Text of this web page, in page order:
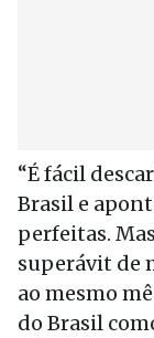
“É fácil
Brasil e
perfeitas.
superávit de
ao mesmo
do Brasil